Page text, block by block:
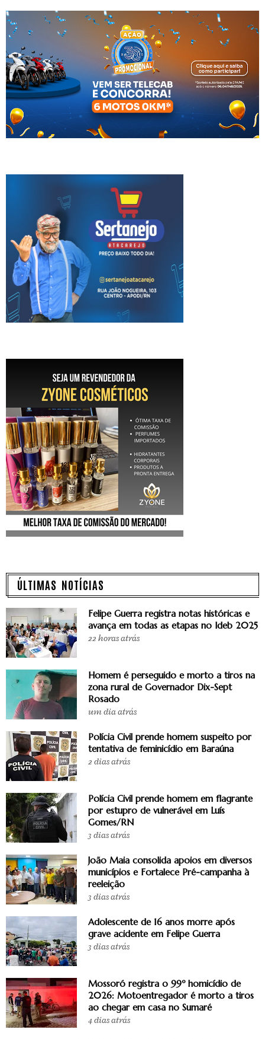
ÚLTIMAS NOTÍCIAS
Felipe Guerra registra notas históricas e
avança em todas as etapas no Ideb 2025
22 horas atrás
Homem é perseguido e morto a tiros na
zona rural de Governador Dix-Sept
Rosado
um dia atrás
Polícia Civil prende homem suspeito por
tentativa de feminicídio em Baraúna
2 dias atrás
Polícia Civil prende homem em flagrante
por estupro de vulnerável em Luís
Gomes/RN
3 dias atrás
João Maia consolida apoios em diversos
municípios e Fortalece Pré-campanha à
reeleição
3 dias atrás
Adolescente de 16 anos morre após
grave acidente em Felipe Guerra
3 dias atrás
Mossoró registra o 99º homicídio de
2026: Motoentregador é morto a tiros
ao chegar em casa no Sumaré
4 dias atrás